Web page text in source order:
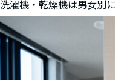
洗濯機・乾燥機は男女別